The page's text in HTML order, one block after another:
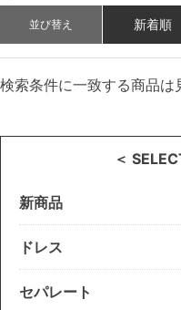
並び替え 新着順
検索条件に一致する商品は
＜
新商品
ドレス
セパレート